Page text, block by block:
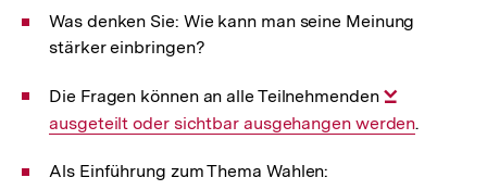
Was denken Sie: Wie kann man seine Meinung
stärker einbringen?
Die Fragen können an alle Teilnehmenden
Link:
ausgeteilt oder sichtbar ausgehangen werden.
Als Einführung zum Thema Wahlen: